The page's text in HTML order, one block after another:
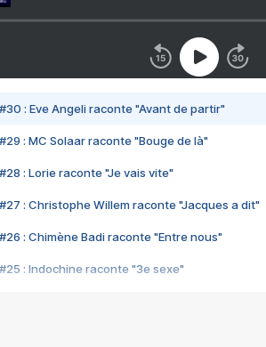
#30 : Eve Angeli raconte "Avant de partir"
#29 : MC Solaar raconte "Bouge de là"
#28 : Lorie raconte "Je vais vite"
#27 : Christophe Willem raconte "Jacques a dit"
#26 : Chimène Badi raconte "Entre nous"
#25 : Indochine raconte "3e sexe"